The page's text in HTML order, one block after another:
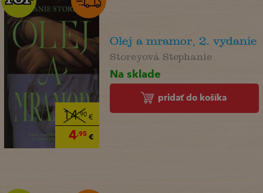
14,90€
4,95€
Olej a mramor, 2. vydanie
Storeyová Stephanie
Na sklade
pridať do košíka